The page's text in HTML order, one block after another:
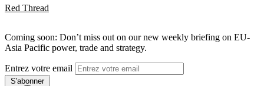
Red Thread
Coming soon: Don’t miss out on our new weekly briefing on EU-
Asia Pacific power, trade and strategy.
Entrez votre email
S'abonner